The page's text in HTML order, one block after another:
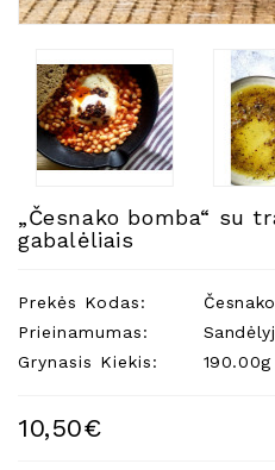
Eteriniai
Kosmetika
Higienos
Priemonės
Pirties
Reikalai
Dovanos
„Česnako bomba“ su
gabalėliais
Prekės Kodas:
Prieinamumas:
Grynasis Kiekis:
190.00g
10,50€